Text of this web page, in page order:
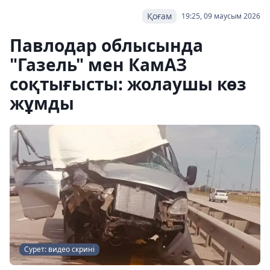
19:25, 09 маусым 2026
Қоғам
Павлодар облысында
"Газель" мен КамАЗ
соқтығысты: жолаушы көз
жұмды
Сурет: видео скрині